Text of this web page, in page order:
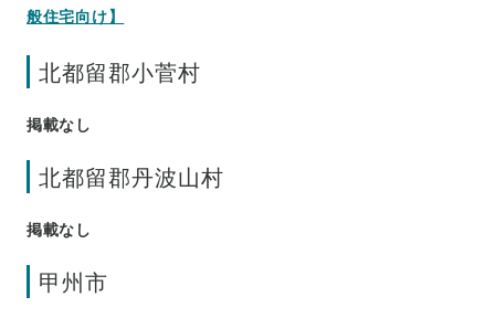
般住宅向け】
北都留郡小菅村
掲載なし
北都留郡丹波山村
掲載なし
甲州市